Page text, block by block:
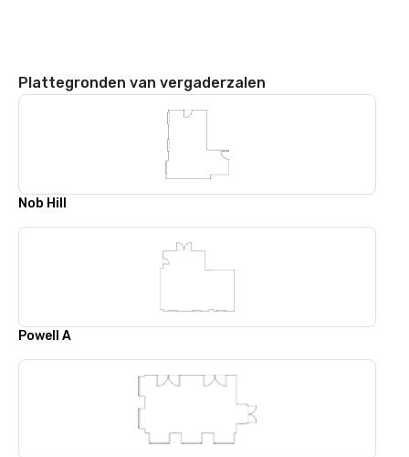
Plattegronden van vergaderzalen
Nob Hill
Powell A